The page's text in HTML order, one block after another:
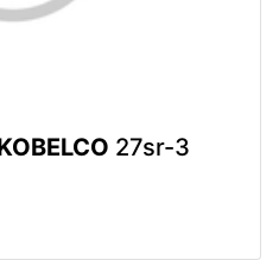
27sr-3